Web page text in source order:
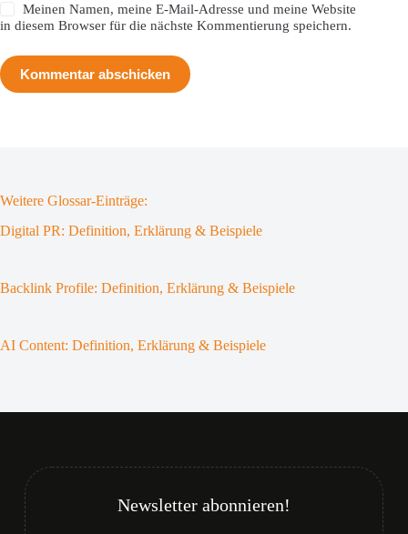
Meinen Namen, meine E-Mail-Adresse und meine Website
in diesem Browser für die nächste Kommentierung speichern.
Kommentar abschicken
Weitere Glossar-Einträge:
Digital PR: Definition, Erklärung & Beispiele
Backlink Profile: Definition, Erklärung & Beispiele
AI Content: Definition, Erklärung & Beispiele
Newsletter abonnieren!